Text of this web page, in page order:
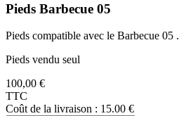
Pieds Barbecue 05
Pieds compatible avec le Barbecue 05 .
Pieds vendu seul
100,00 €
TTC
Coût de la livraison : 15.00 €